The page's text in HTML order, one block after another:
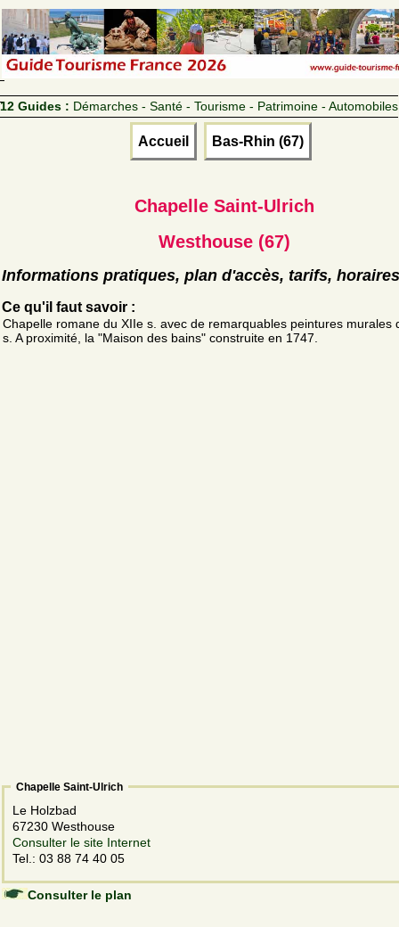
12 Guides : Démarches - Santé - Tourisme - Patrimoine - Automobiles
Accueil Bas-Rhin (67)
Chapelle Saint-Ulrich
Westhouse (67)
Informations pratiques, plan d'accès, tarifs, horaires
Ce qu'il faut savoir :
Chapelle romane du XIIe s. avec de remarquables peintures murales
s. A proximité, la "Maison des bains" construite en 1747.
Chapelle Saint-Ulrich
Le Holzbad
67230 Westhouse
Consulter le site Internet
Tel.: 03 88 74 40 05
Consulter le plan